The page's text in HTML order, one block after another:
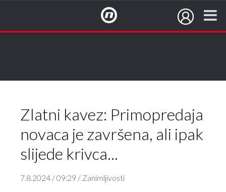
Zlatni kavez: Primopredaja
novaca je završena, ali ipak
slijede krivca...
7.8.2024 / 09:29 / Zanimljivosti